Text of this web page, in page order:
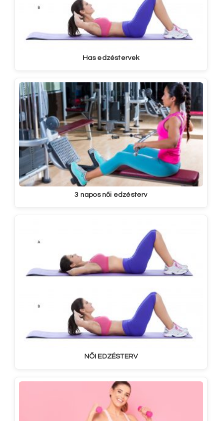
Has edzéstervek
3 napos női edzésterv
NŐI EDZÉSTERV